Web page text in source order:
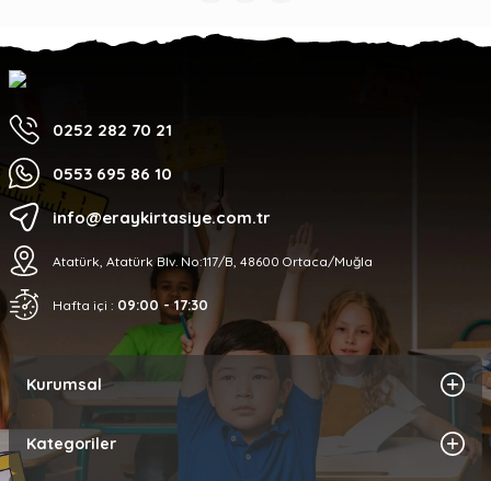
0252 282 70 21
0553 695 86 10
info@eraykirtasiye.com.tr
Atatürk, Atatürk Blv. No:117/B, 48600 Ortaca/Muğla
Hafta içi : 09:00 - 17:30
Kurumsal
Kategoriler